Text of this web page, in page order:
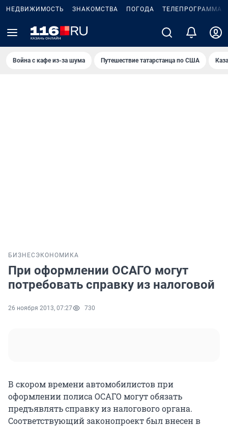
НЕДВИЖИМОСТЬ ЗНАКОМСТВА ПОГОДА ТЕЛЕПРОГРАММА
Война с кафе из-за шума Путешествие татарстанца по США
БИЗНЕС ЭКОНОМИКА
При оформлении ОСАГО могут
потребовать справку из налоговой
26 ноября 2013, 07:27 730
В скором времени автомобилистов при
оформлении полиса ОСАГО могут обязать
предъявлять справку из налогового органа.
Соответствующий законопроект был внесен в